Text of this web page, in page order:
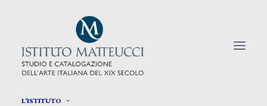
L’ISTITUTO